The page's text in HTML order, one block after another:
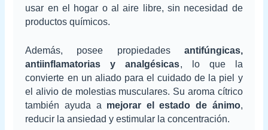
usar en el hogar o al aire libre, sin necesidad de
productos químicos.
Además, posee propiedades antifúngicas,
antiinflamatorias y analgésicas, lo que la
convierte en un aliado para el cuidado de la piel y
el alivio de molestias musculares. Su aroma cítrico
también ayuda a mejorar el estado de ánimo,
reducir la ansiedad y estimular la concentración.